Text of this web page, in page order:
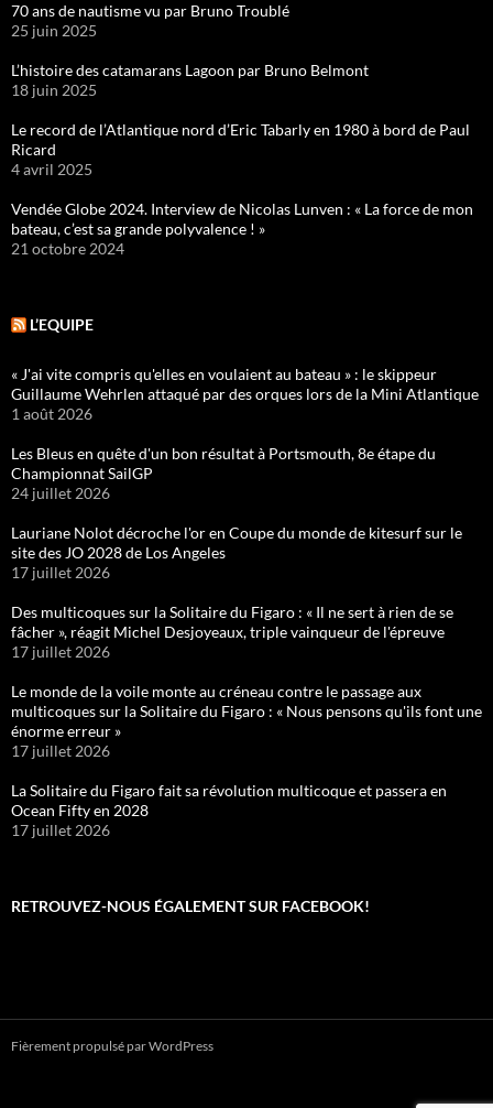
70 ans de nautisme vu par Bruno Troublé
25 juin 2025
L’histoire des catamarans Lagoon par Bruno Belmont
18 juin 2025
Le record de l’Atlantique nord d’Eric Tabarly en 1980 à bord de Paul
Ricard
4 avril 2025
Vendée Globe 2024. Interview de Nicolas Lunven : « La force de mon
bateau, c’est sa grande polyvalence ! »
21 octobre 2024
L’EQUIPE
« J'ai vite compris qu'elles en voulaient au bateau » : le skippeur
Guillaume Wehrlen attaqué par des orques lors de la Mini Atlantique
1 août 2026
Les Bleus en quête d'un bon résultat à Portsmouth, 8e étape du
Championnat SailGP
24 juillet 2026
Lauriane Nolot décroche l'or en Coupe du monde de kitesurf sur le
site des JO 2028 de Los Angeles
17 juillet 2026
Des multicoques sur la Solitaire du Figaro : « Il ne sert à rien de se
fâcher », réagit Michel Desjoyeaux, triple vainqueur de l'épreuve
17 juillet 2026
Le monde de la voile monte au créneau contre le passage aux
multicoques sur la Solitaire du Figaro : « Nous pensons qu'ils font une
énorme erreur »
17 juillet 2026
La Solitaire du Figaro fait sa révolution multicoque et passera en
Ocean Fifty en 2028
17 juillet 2026
RETROUVEZ-NOUS ÉGALEMENT SUR FACEBOOK!
Fièrement propulsé par WordPress